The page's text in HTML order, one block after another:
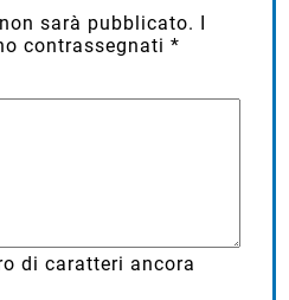
sarà pubblicato. I
contrassegnati*
di caratteri ancora